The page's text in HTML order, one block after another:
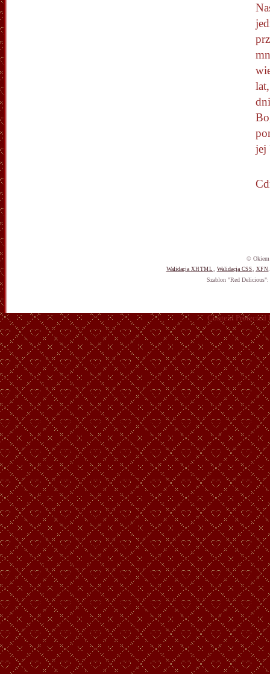
jej
© Okiem
Walidacja XHTML Walidacja CSS XFN
Szablon "Red Delicious":
Content Protected